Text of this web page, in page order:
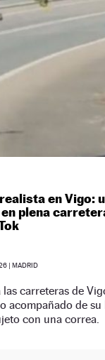
en Vigo:
plena
| MADRID
carreteras de
acompañado de
con una correa.